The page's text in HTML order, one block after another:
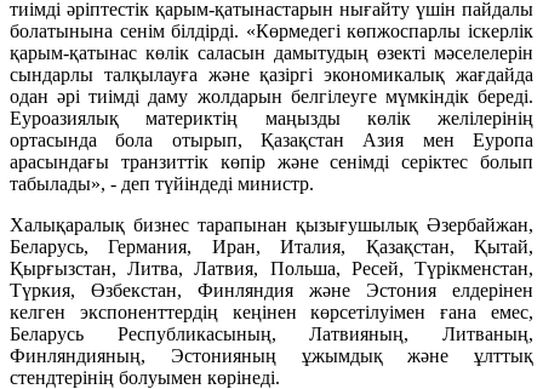
тиімді әріптестік қарым-қатынастарын нығайту үшін пайдалы
болатынына сенім білдірді. «Көрмедегі көпжоспарлы іскерлік
қарым-қатынас көлік саласын дамытудың өзекті мәселелерін
сындарлы талқылауға және қазіргі экономикалық жағдайда
одан әрі тиімді даму жолдарын белгілеуге мүмкіндік береді.
Еуроазиялық материктің маңызды көлік желілерінің
ортасында бола отырып, Қазақстан Азия мен Еуропа
арасындағы транзиттік көпір және сенімді серіктес болып
табылады», - деп түйіндеді министр.
Халықаралық бизнес тарапынан қызығушылық Әзербайжан,
Беларусь, Германия, Иран, Италия, Қазақстан, Қытай,
Қырғызстан, Литва, Латвия, Польша, Ресей, Түрікменстан,
Түркия, Өзбекстан, Финляндия және Эстония елдерінен
келген экспоненттердің кеңінен көрсетілуімен ғана емес,
Беларусь Республикасының, Латвияның, Литваның,
Финляндияның, Эстонияның ұжымдық және ұлттық
стендтерінің болуымен көрінеді.